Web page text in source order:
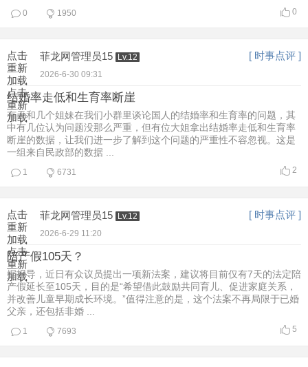
0
0 1950
点击
重新
加载
点击
重新
加载
菲龙网管理员15 Lv.12 [ 时事点评 ]
2026-6-30 09:31
结婚率走低和生育率断崖
有天和几个姐妹在我们小群里谈论国人的结婚率和生育率的问题，其
中有几位认为问题没那么严重，但有位大姐拿出结婚率走低和生育率
断崖的数据，让我们进一步了解到这个问题的严重性不容忽视。这是
一组来自民政部的数据 ...
2
1 6731
点击
重新
加载
点击
重新
加载
菲龙网管理员15 Lv.12 [ 时事点评 ]
2026-6-29 11:20
陪产假105天？
据报导，近日有众议员提出一项新法案，建议将目前仅有7天的法定陪
产假延长至105天，目的是“希望借此鼓励共同育儿、促进家庭关系，
并改善儿童早期成长环境。”值得注意的是，这个法案不再局限于已婚
父亲，还包括非婚 ...
5
1 7693